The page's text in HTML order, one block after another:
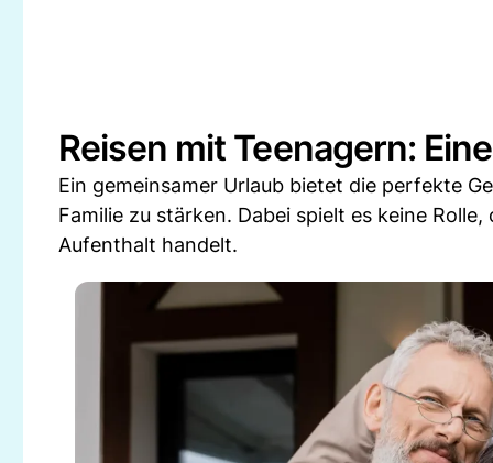
Reisen mit Teenagern:
Ein gemeinsamer Urlaub bietet die perfekte
Familie zu stärken. Dabei spielt es keine
Aufenthalt handelt.